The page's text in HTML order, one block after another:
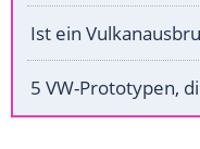
Ist ein
5 VW-Prototypen,